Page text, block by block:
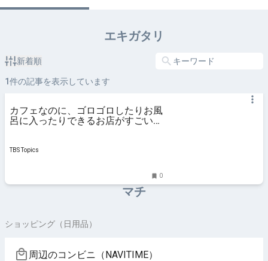
エキガタリ
新着順
1件の記事を表示しています
カフェなのに、ゴロゴロしたりお風
呂に入ったりできるお店がすごい｜
TBS Topics
0
マチ
ショッピング（日用品）
周辺のコンビニ（NAVITIME）